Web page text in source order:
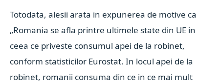
Totodata, alesii arata in expunerea de motive ca
„Romania se afla printre ultimele state din UE in
ceea ce priveste consumul apei de la robinet,
conform statisticilor Eurostat. In locul apei de la
robinet, romanii consuma din ce in ce mai mult